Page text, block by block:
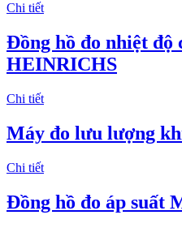
Chi tiết
Đồng hồ đo nhiệt độ
HEINRICHS
Chi tiết
Máy đo lưu lượng
Chi tiết
Đồng hồ đo áp suất